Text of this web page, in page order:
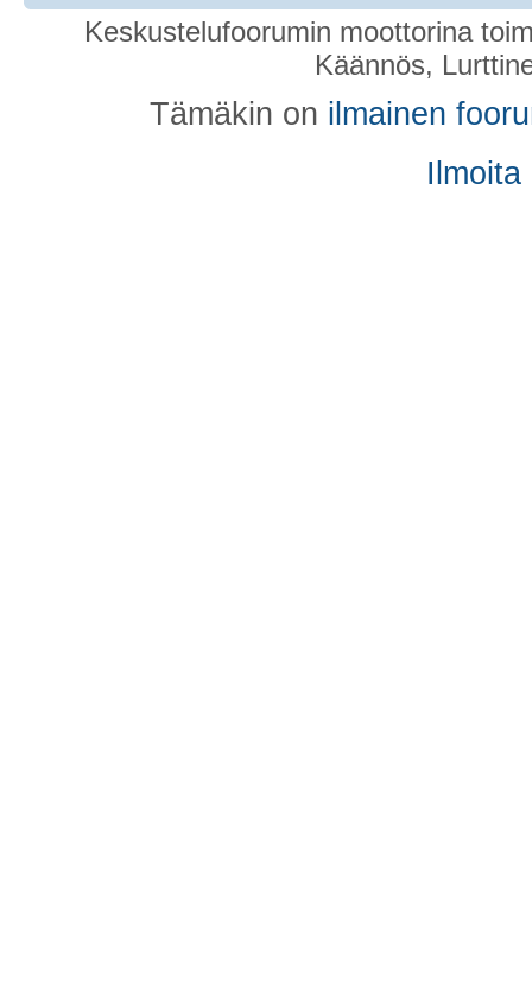
Keskustelufoorumin moottorina
Käännös,
Tämäkin on ilmainen